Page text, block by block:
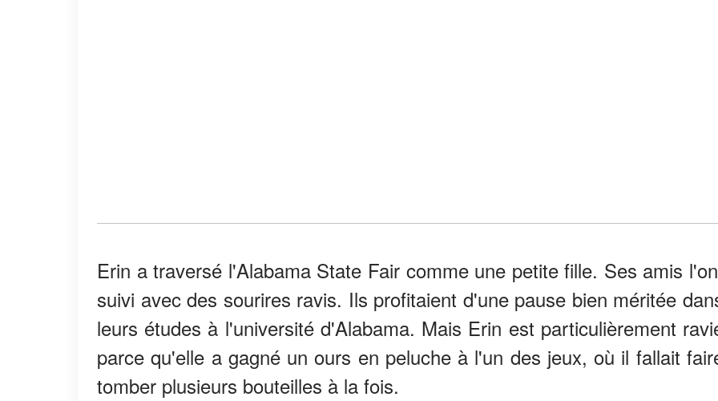
Erin a traversé l'Alabama State Fair comme une petite fille. Ses amis
suivi avec des sourires ravis. Ils profitaient d'une pause bien méritée
leurs études à l'université d'Alabama. Mais Erin est particulièrement
parce qu'elle a gagné un ours en peluche à l'un des jeux, où il fallait
tomber plusieurs bouteilles à la fois.